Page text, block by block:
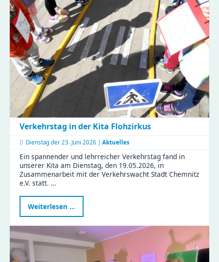
Familien
feiern
Muttertag
mit
Tiergeschichten
und
Bastelspaß
Verkehrstag in der Kita Flohzirkus
Dienstag der 23. Juni 2026 | Aktuelles
Ein spannender und lehrreicher Verkehrstag fand in
unserer Kita am Dienstag, den 19.05.2026, in
Zusammenarbeit mit der Verkehrswacht Stadt Chemnitz
e.V. statt. …
Weiterlesen …
in
der
Kita
Flohzirkus